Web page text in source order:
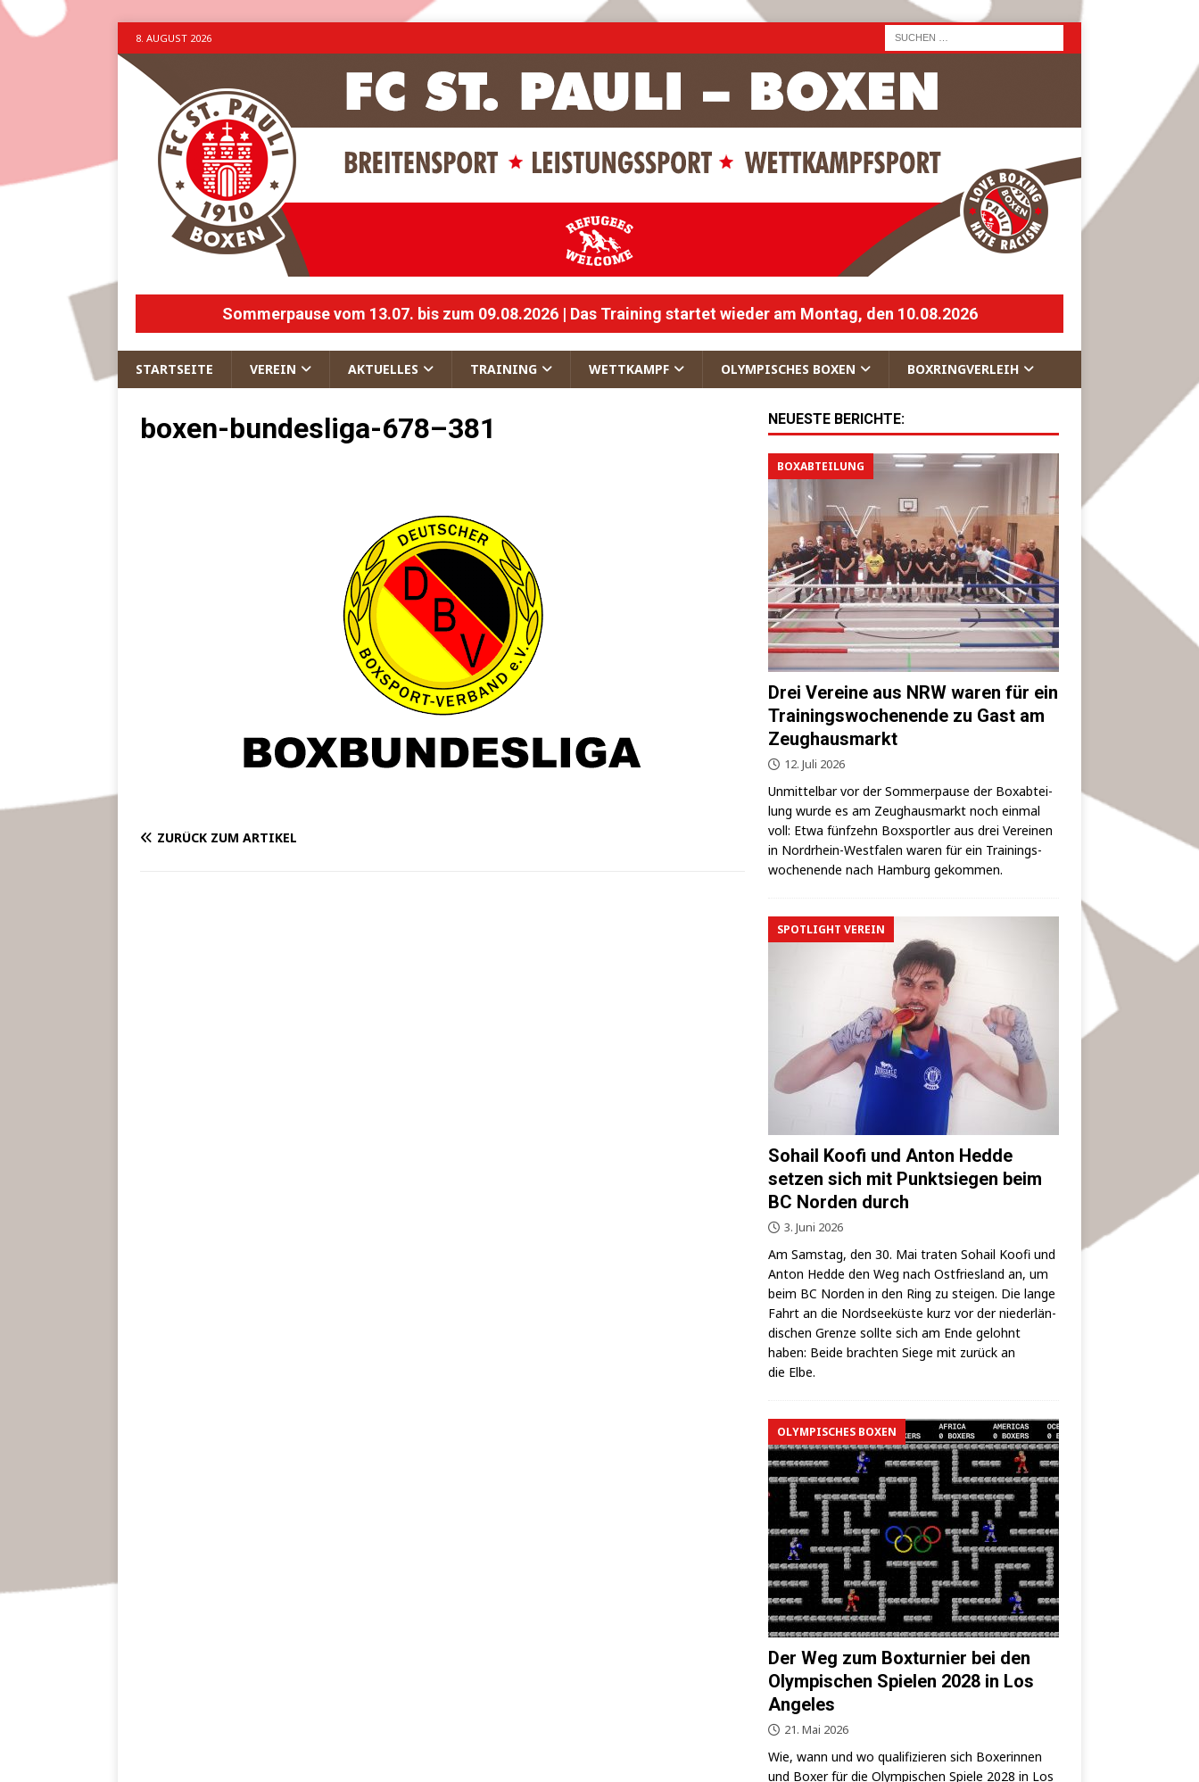
8. AUGUST 2026
Sommerpause vom 13.07. bis zum 09.08.2026 | Das Training startet wieder am Montag, den 10.08.2026
STARTSEITE VEREIN AKTUELLES TRAINING WETTKAMPF OLYMPISCHES BOXEN BOXRINGVERLEIH
boxen-bundesliga-678–381
ZURÜCK ZUM ARTIKEL
NEUESTE BERICHTE:
BOXABTEILUNG
Drei Vereine aus NRW waren für ein
Trainingswochenende zu Gast am
Zeughausmarkt
12. Juli 2026
Unmit­tel­bar vor der Som­mer­pau­se der Box­ab­tei­
lung wur­de es am Zeug­haus­markt noch ein­mal
voll: Etwa fünf­zehn Box­sport­ler aus drei Ver­ei­nen
in Nord­rhein-West­fa­len waren für ein Trai­nings­
wo­chen­en­de nach Ham­burg gekommen.
SPOTLIGHT VEREIN
Sohail Koofi und Anton Hedde
setzen sich mit Punktsiegen beim
BC Norden durch
3. Juni 2026
Am Sams­tag, den 30. Mai tra­ten Sohail Koo­fi und
Anton Hed­de den Weg nach Ost­fries­land an, um
beim BC Nor­den in den Ring zu stei­gen. Die lan­ge
Fahrt an die Nord­see­küs­te kurz vor der nie­der­län­
di­schen Gren­ze soll­te sich am Ende gelohnt
haben: Bei­de brach­ten Sie­ge mit zurück an
die Elbe.
OLYMPISCHES BOXEN
Der Weg zum Boxturnier bei den
Olympischen Spielen 2028 in Los
Angeles
21. Mai 2026
Wie, wann und wo qua­li­fi­zie­ren sich Boxe­rin­nen
und Boxer für die Olym­pi­schen Spie­le 2028 in Los